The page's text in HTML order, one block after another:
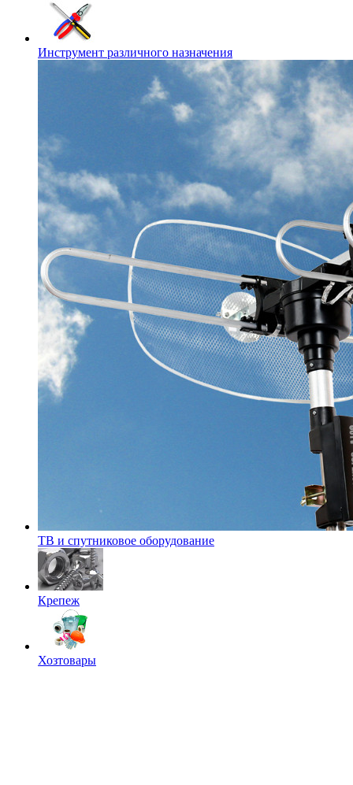
Инструмент различного назначения
ТВ и спутниковое оборудование
Крепеж
Хозтовары